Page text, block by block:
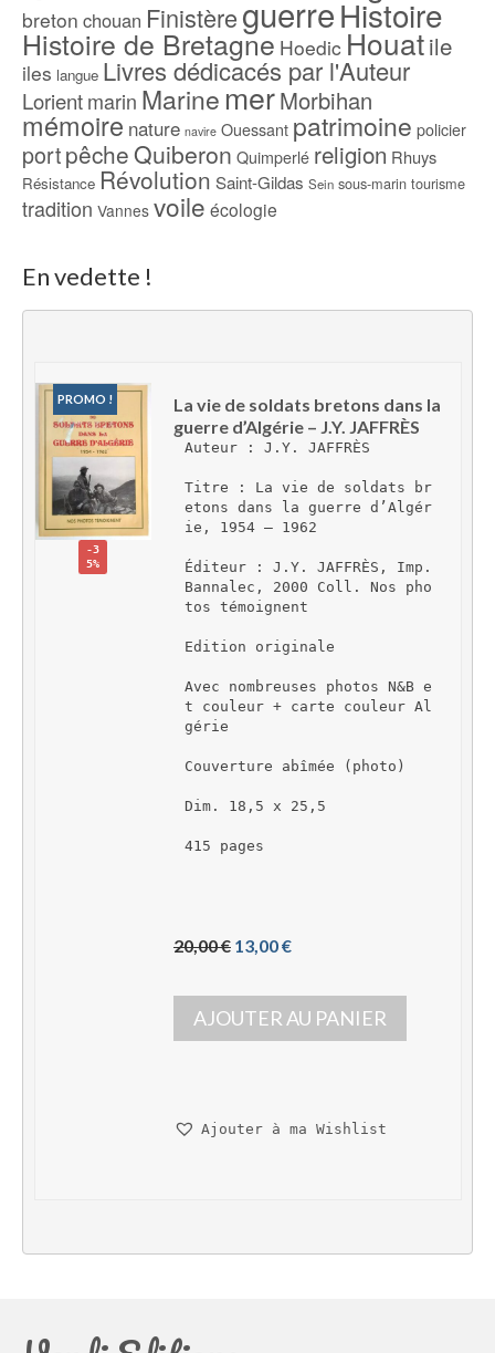
breton chouan FinistèreguerreHistoire
Histoire de Bretagne Hoedic Houatile
iles langue Livres dédicacés par l'Auteur
Lorientmarin Marine merMorbihan
mémoire nature navire Ouessant patrimoine policier
portpêcheQuiberon Quimperlé religion Rhuys
Résistance Révolution Saint-Gildas Sein sous-marin tourisme
tradition Vannes voile écologie
En vedette !
PROMO !
-3
5%
La vie de soldats bretons dans la
guerre d’Algérie – J.Y. JAFFRÈS
Auteur : J.Y. JAFFRÈS
Titre : La vie de soldats br
etons dans la guerre d’Algér
ie, 1954 – 1962
Éditeur : J.Y. JAFFRÈS, Imp.
Bannalec, 2000 Coll. Nos pho
tos témoignent
Edition originale
Avec nombreuses photos N&B e
t couleur + carte couleur Al
gérie
Couverture abîmée (photo)
Dim. 18,5 x 25,5
415 pages
20,00 € L
p
r
i
i
é
13,00 €L
p
r
i
t
s
AJOUTER AU PANIER
Ajouter à ma Wishlist